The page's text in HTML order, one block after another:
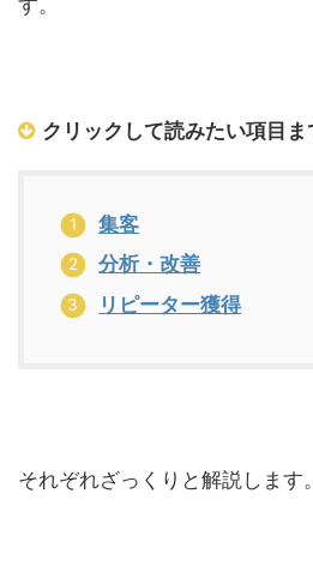
クリックして読みたい項目ま
集客
分析・改善
リピーター獲得
それぞれざっくりと解説します。